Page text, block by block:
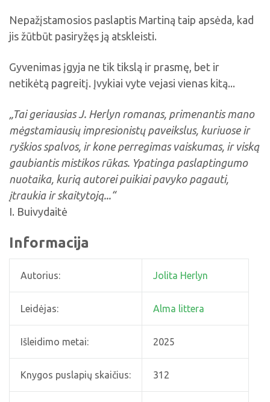
Nepažįstamosios paslaptis Martiną taip apsėda, kad
jis žūtbūt pasiryžęs ją atskleisti.
Gyvenimas įgyja ne tik tikslą ir prasmę, bet ir
netikėtą pagreitį. Įvykiai vyte vejasi vienas kitą...
„Tai geriausias J. Herlyn romanas, primenantis mano
mėgstamiausių impresionistų paveikslus, kuriuose ir
ryškios spalvos, ir kone perregimas vaiskumas, ir viską
gaubiantis mistikos rūkas. Ypatinga paslaptingumo
nuotaika, kurią autorei puikiai pavyko pagauti,
įtraukia ir skaitytoją...“
I. Buivydaitė
Informacija
Autorius: Jolita Herlyn
Leidėjas: Alma littera
Išleidimo metai: 2025
Knygos puslapių skaičius: 312